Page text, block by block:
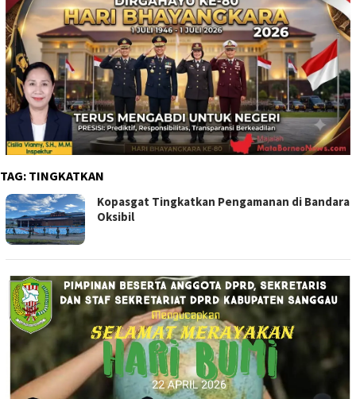
TAG: TINGKATKAN
Kopasgat Tingkatkan Pengamanan di Bandara
Oksibil